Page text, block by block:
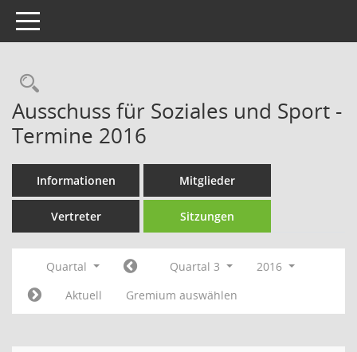
Toggle navigation
Rechercheauswahl
Ausschuss für Soziales und Sport -
Termine 2016
Informationen Mitglieder
Vertreter Sitzungen
Quartal Quartal 3
2016
Aktuell
Gremium auswählen